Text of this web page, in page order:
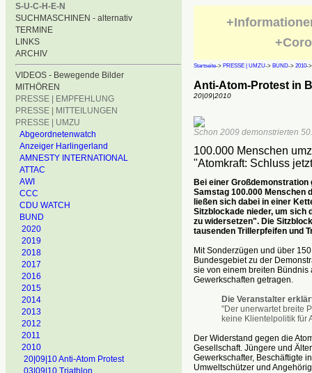
S-U-C-H-E-N
SUCHMASCHINEN - alternativ
TERMINE
LINKS
ARCHIV
VIDEOS - Bewegende Bilder
MITHÖREN
PRESSE | EMPFEHLUNG
PRESSE | MITTEILUNGEN
PRESSE | UMZU
Abgeordnetenwatch
Anzeiger Harlingerland
AMNESTY INTERNATIONAL
ATTAC
AWI
CCC
CDU WATCH
BUND
2020
2019
2018
2017
2016
2015
2014
2013
2012
2011
2010
20|09|10 Anti-Atom Protest
03|09|10 Triathlon
Startseite-> PRESSE | UMZU-> BUND-> 2010-
Anti-Atom-Protest in
20|09|2010
Schon 2009 demonstrierten
100.000 Menschen
"Atomkraft: Schluss
Bei einer Großdemonstration
Samstag 100.000 Menschen
ließen sich dabei in einer
Sitzblockade nieder, um sich
zu widersetzen". Die
tausenden Trillerpfeifen und
Mit Sonderzügen und über
Bundesgebiet zu der
sie von einem breiten
Gewerkschaften getragen.
Die Veranstalter
"Der unerwartet breite
keine Klientelpolitik für
Der Widerstand gegen die
Gesellschaft. Jüngere und
Gewerkschafter, Beschäftigte
Umweltschützer und